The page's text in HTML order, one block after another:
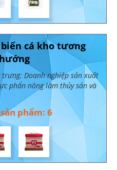
biến cá kho tương
trưng: Doanh nghiệp sản xuất
phẩn nông lâm thủy sản và
phẩm: 6